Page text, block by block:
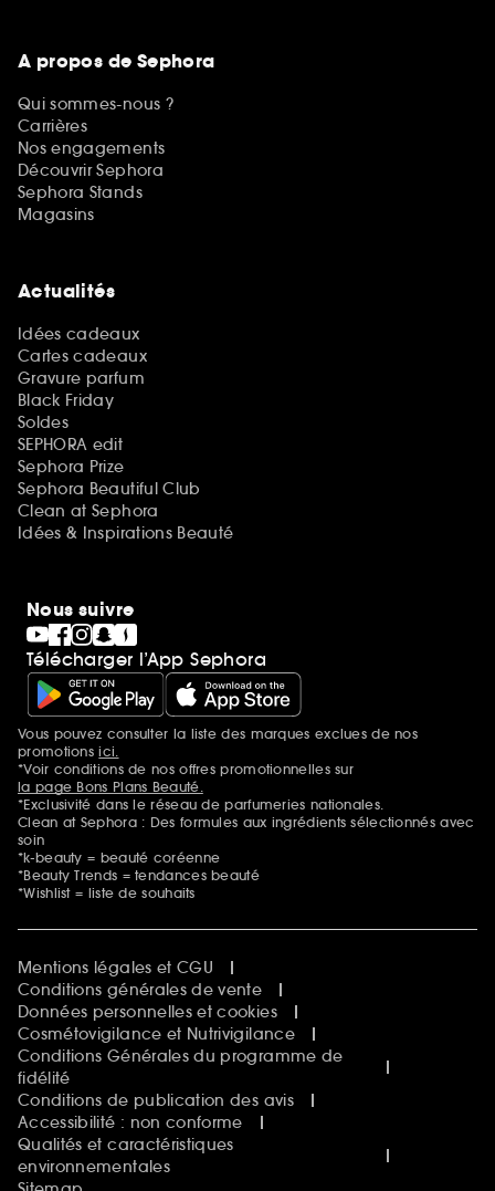
A propos de Sephora
Qui sommes-nous ?
Carrières
Nos engagements
Découvrir Sephora
Sephora Stands
Magasins
Actualités
Idées cadeaux
Cartes cadeaux
Gravure parfum
Black Friday
Soldes
SEPHORA edit
Sephora Prize
Sephora Beautiful Club
Clean at Sephora
Idées & Inspirations Beauté
Nous suivre
Télécharger l’App Sephora
Mentions additionnelles
Vous pouvez consulter la liste des marques exclues de nos
promotionsici.
*Voir conditions de nos offres promotionnelles sur
la page Bons Plans Beauté.
*Exclusivité dans le réseau de parfumeries nationales.
Clean at Sephora : Des formules aux ingrédients sélectionnés avec
soin
*k-beauty = beauté coréenne
*Beauty Trends = tendances beauté
*Wishlist = liste de souhaits
Mentions légales et CGU
Conditions générales de vente
Données personnelles et cookies
Cosmétovigilance et Nutrivigilance
Conditions Générales du programme de
fidélité
Conditions de publication des avis
Accessibilité : non conforme
Qualités et caractéristiques
environnementales